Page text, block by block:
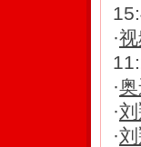
·
·
·
·